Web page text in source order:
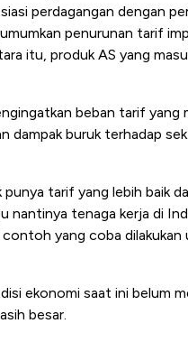
perdagangan dengan
penurunan tarif
itu, produk AS yang
beban tarif yang
dampak buruk terhadap
punya tarif yang lebih baik
nantinya tenaga kerja di
yang coba dilakukan
ekonomi saat ini belum
besar.